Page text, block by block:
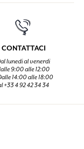
CONTATTACI
lunedi al venerdi
9:00 alle 12:00
14:00 alle 18:00
+33 4 92 42 34 34